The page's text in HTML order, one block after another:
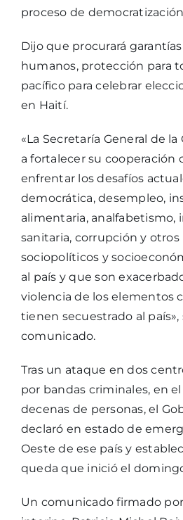
proceso de
Dijo que procurará
humanos, protección para
pacífico para celebrar
en Haití.
«La Secretaría General de
a fortalecer su cooperación
enfrentar los desafíos
democrática, desempleo,
alimentaria, analfabetismo,
sanitaria, corrupción y
sociopolíticos y
al país y que son
violencia de los elementos
tienen secuestrado al país»,
comunicado.
Tras un ataque en dos
por bandas criminales, en
decenas de personas, el
declaró en estado de
Oeste de ese país y
queda que inició el
Un comunicado firmado